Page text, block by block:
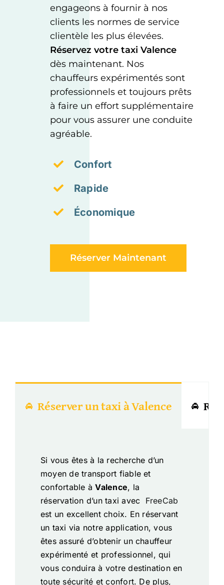
engageons à fournir à nos
clients les normes de service
clientèle les plus élevées.
Réservez votre taxi Valence
dès maintenant. Nos
chauffeurs expérimentés sont
professionnels et toujours prêts
à faire un effort supplémentaire
pour vous assurer une conduite
agréable.
Confort
Rapide
Économique
Réserver Maintenant
Réserver un taxi à Valence
Si vous êtes à la recherche d’un
moyen de transport fiable et
confortable àValence, la
réservation d’un taxi avec FreeCab
est un excellent choix. En réservant
un taxi via notre application, vous
êtes assuré d’obtenir un chauffeur
expérimenté et professionnel, qui
vous conduira à votre destination en
toute sécurité et confort. De plus,